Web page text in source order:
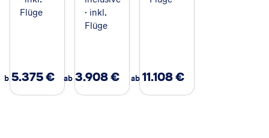
Flüge
ab 5.375€
· inkl.
Flüge
ab 3.908€ ab 11.108€